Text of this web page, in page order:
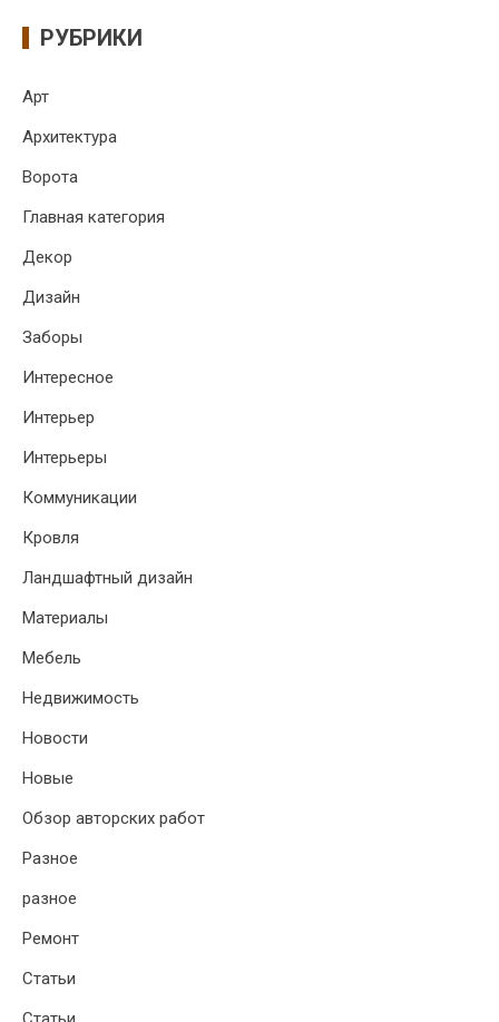
РУБРИКИ
Арт
Архитектура
Ворота
Главная категория
Декор
Дизайн
Заборы
Интересное
Интерьер
Интерьеры
Коммуникации
Кровля
Ландшафтный дизайн
Материалы
Мебель
Недвижимость
Новости
Новые
Обзор авторских работ
Разное
разное
Ремонт
Статьи